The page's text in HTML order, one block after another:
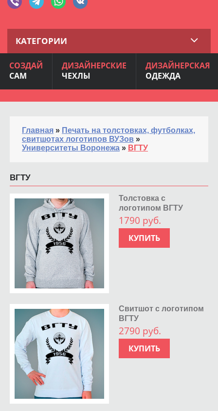
КАТЕГОРИИ
СОЗДАЙ
САМ
ДИЗАЙНЕРСКИЕ
ЧЕХЛЫ
ДИЗАЙНЕРСКАЯ
ОДЕЖДА
Главная » Печать на толстовках, футболках,
свитшотах логотипов ВУЗов »
Университеты Воронежа » ВГТУ
ВГТУ
Толстовка с
логотипом ВГТУ
1790 руб.
КУПИТЬ
Свитшот с логотипом
ВГТУ
2790 руб.
КУПИТЬ